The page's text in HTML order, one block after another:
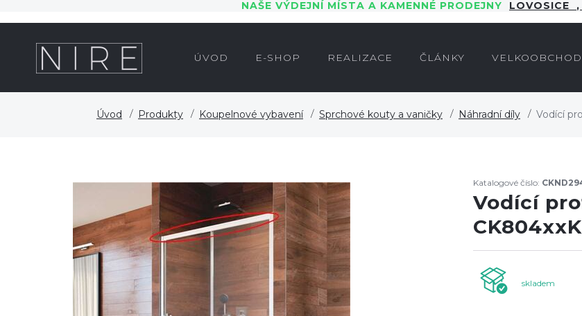
NAŠE VÝDEJNÍ MÍSTA A KAMENNÉ PRODEJNY LOVOSICE ,
ÚVOD E-SHOP REALIZACE ČLÁNKY VELKOOBCHOD
Úvod Produkty Koupelnové vybavení Sprchové kouty a vaničky Náhradní díly Vodící
Katalogové číslo:
Vodící
skladem